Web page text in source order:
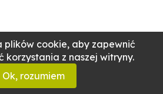
plików cookie, aby zapewnić
korzystania z naszej witryny.
Ok, rozumiem